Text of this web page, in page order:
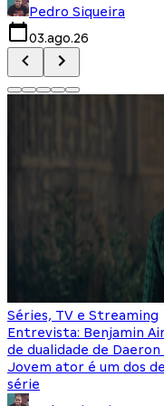
Pedro Siqueira
03.ago.26
Séries, TV e Streaming
Entrevista: Benjamin
de dualidade de Daeron
Jovem ator é um dos
série